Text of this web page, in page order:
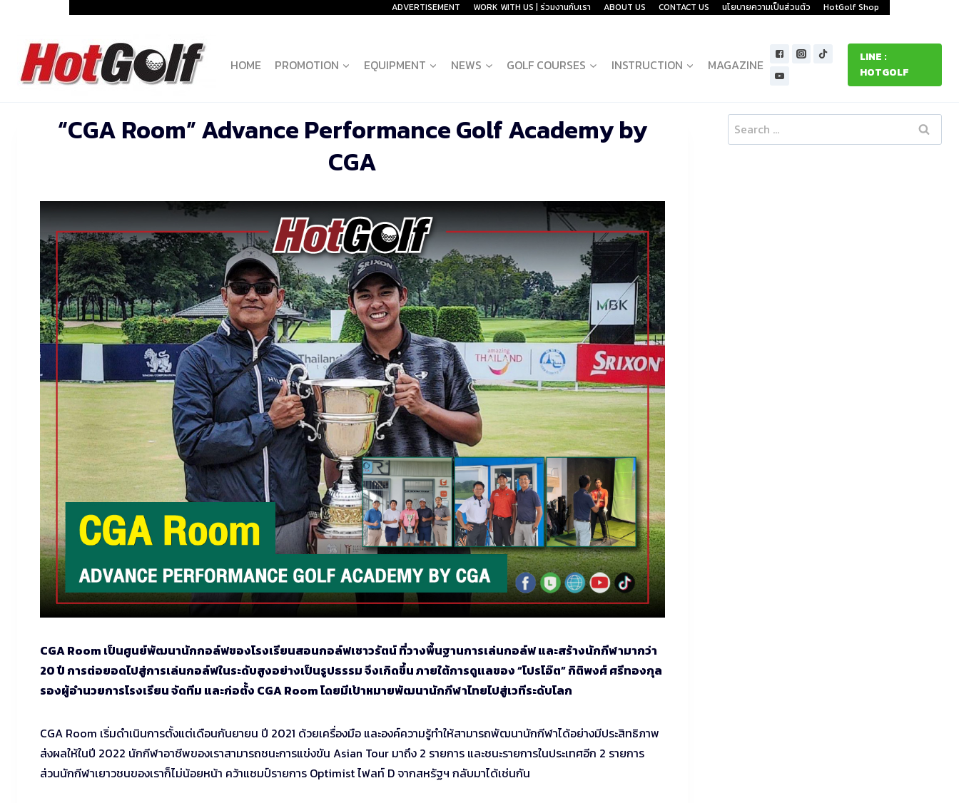
content
ADVERTISEMENT WORK WITH US | ร่วมงานกับเรา ABOUT US CONTACT US นโยบายความเป็นส่วนตัว HotGolf Shop
HOME PROMOTION EQUIPMENT NEWS GOLF COURSES INSTRUCTION MAGAZINE
LINE :
HOTGOLF
“CGA Room” Advance Performance Golf Academy by
CGA
CGA Room เป็นศูนย์พัฒนานักกอล์ฟของโรงเรียนสอนกอล์ฟเชาวรัตน์ ที่วางพื้นฐานการเล่นกอล์ฟ และสร้างนักกีฬามากว่า
20 ปี การต่อยอดไปสู่การเล่นกอล์ฟในระดับสูงอย่างเป็นรูปธรรม จึงเกิดขึ้น ภายใต้การดูแลของ “โปรโอ๊ต” กิติพงศ์ ศรีทองกุล
รองผู้อำนวยการโรงเรียน จัดทีม และก่อตั้ง CGA Room โดยมีเป้าหมายพัฒนานักกีฬาไทยไปสู่เวทีระดับโลก
CGA Room เริ่มดำเนินการตั้งแต่เดือนกันยายน ปี 2021 ด้วยเครื่องมือ และองค์ความรู้ทำให้สามารถพัฒนานักกีฬาได้อย่างมีประสิทธิภาพ
ส่งผลให้ในปี 2022 นักกีฬาอาชีพของเราสามารถชนะการแข่งขัน Asian Tour มาถึง 2 รายการ และชนะรายการในประเทศอีก 2 รายการ
ส่วนนักกีฬาเยาวชนของเราก็ไม่น้อยหน้า คว้าแชมป์รายการ Optimist ไฟลท์ D จากสหรัฐฯ กลับมาได้เช่นกัน
Search
for: